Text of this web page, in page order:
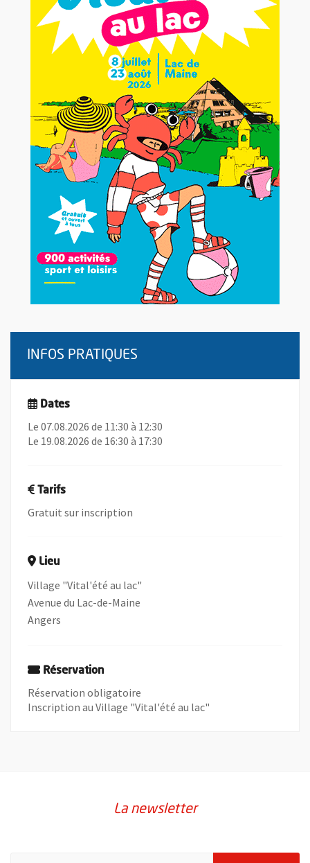
INFOS PRATIQUES
Dates
Le 07.08.2026 de 11:30 à 12:30
Le 19.08.2026 de 16:30 à 17:30
Tarifs
Gratuit sur inscription
Lieu
Village "Vital'été au lac"
Avenue du Lac-de-Maine
Angers
Réservation
Réservation obligatoire
Inscription au Village "Vital'été au lac"
La newsletter